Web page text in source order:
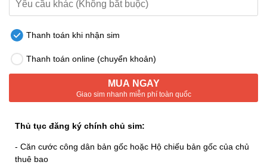
Thanh toán khi nhận sim
Thanh toán online (chuyển khoản)
MUA NGAY
Giao sim nhanh miễn phí toàn quốc
Thủ tục đăng ký chính chủ sim:
- Căn cước công dân bản gốc hoặc Hộ chiếu bản gốc của chủ
thuê bao